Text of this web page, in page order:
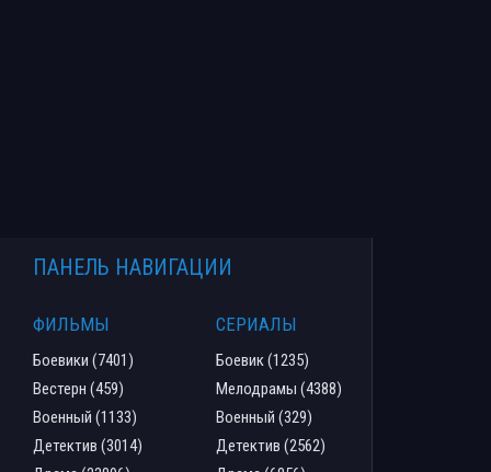
ПАНЕЛЬ НАВИГАЦИИ
ФИЛЬМЫ
Боевики (7401)
Вестерн (459)
Военный (1133)
Детектив (3014)
СЕРИАЛЫ
Боевик (1235)
Мелодрамы (4388)
Военный (329)
Детектив (2562)